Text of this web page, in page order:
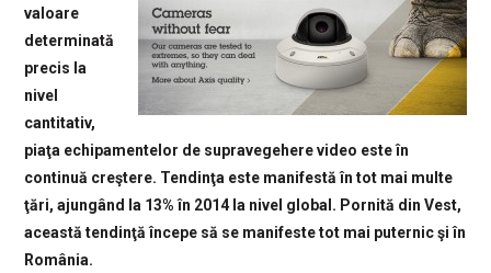
valoare
determinată
precis la
nivel
cantitativ,
piaţa echipamentelor de supravegehere video este în
continuă creştere. Tendinţa este manifestă în tot mai multe
ţări, ajungând la 13% în 2014 la nivel global. Pornită din Vest,
această tendinţă începe să se manifeste tot mai puternic şi în
România.